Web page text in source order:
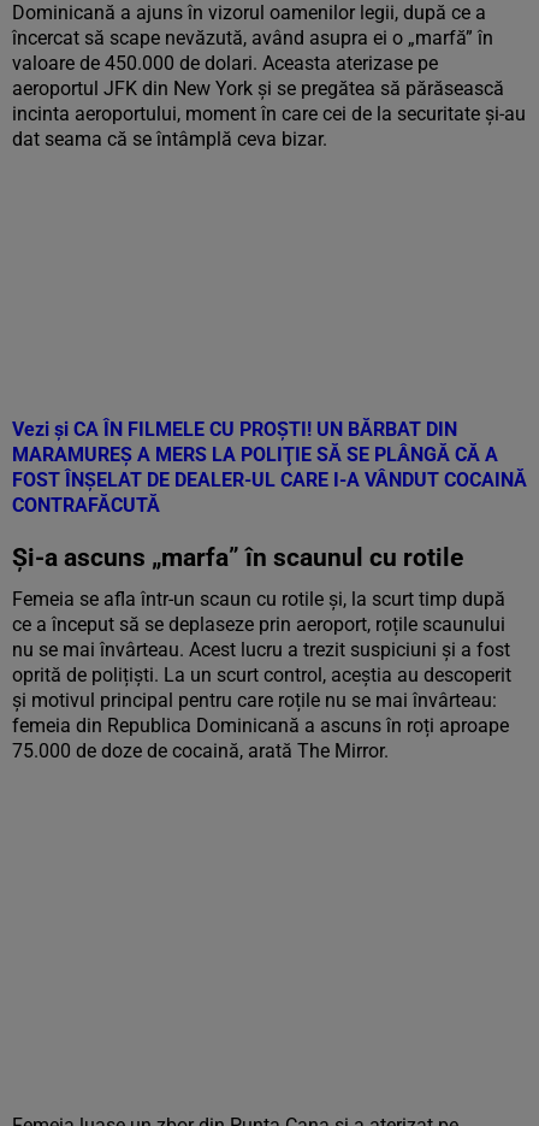
Dominicană a ajuns în vizorul oamenilor legii, după ce a
încercat să scape nevăzută, având asupra ei o „marfă” în
valoare de 450.000 de dolari. Aceasta aterizase pe
aeroportul JFK din New York și se pregătea să părăsească
incinta aeroportului, moment în care cei de la securitate și-au
dat seama că se întâmplă ceva bizar.
Vezi și CA ÎN FILMELE CU PROŞTI! UN BĂRBAT DIN
MARAMUREȘ A MERS LA POLIŢIE SĂ SE PLÂNGĂ CĂ A
FOST ÎNŞELAT DE DEALER-UL CARE I-A VÂNDUT COCAINĂ
CONTRAFĂCUTĂ
Și-a ascuns „marfa” în scaunul cu rotile
Femeia se afla într-un scaun cu rotile și, la scurt timp după
ce a început să se deplaseze prin aeroport, roțile scaunului
nu se mai învârteau. Acest lucru a trezit suspiciuni și a fost
oprită de polițiști. La un scurt control, aceștia au descoperit
și motivul principal pentru care roțile nu se mai învârteau:
femeia din Republica Dominicană a ascuns în roți aproape
75.000 de doze de cocaină, arată The Mirror.